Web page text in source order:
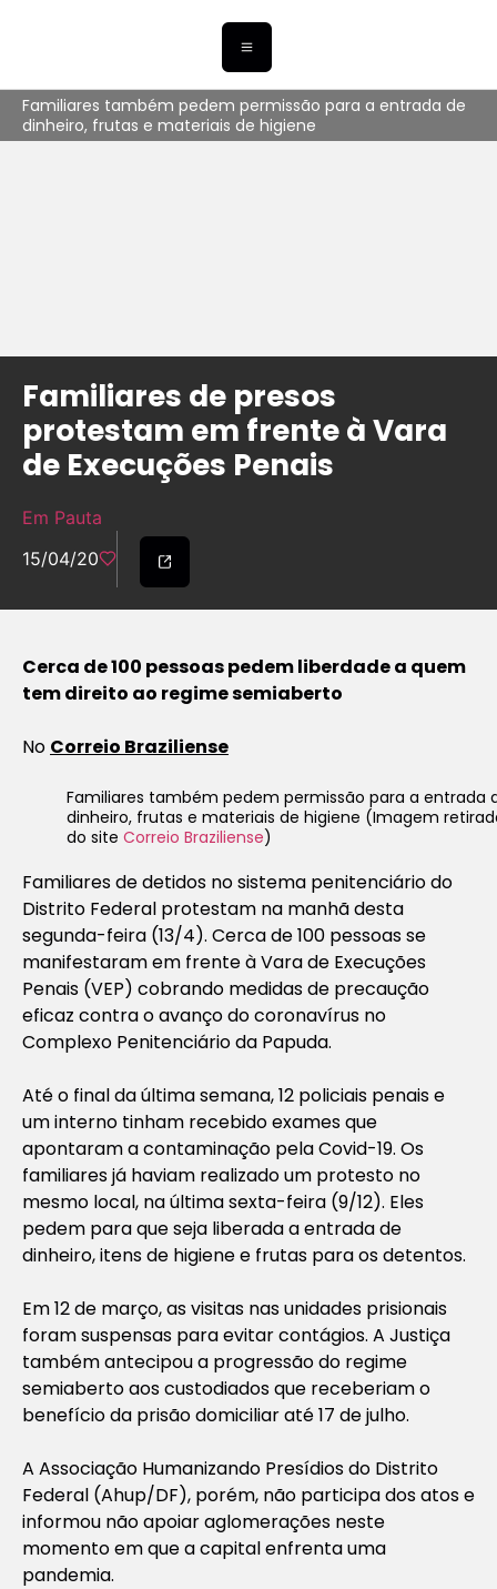
Familiares também pedem permissão para a entrada de
dinheiro, frutas e materiais de higiene
Familiares de presos
protestam em frente à Vara
de Execuções Penais
Em Pauta
15/04/20
Cerca de 100 pessoas pedem liberdade a quem
tem direito ao regime semiaberto
No Correio Braziliense
Familiares também pedem permissão para a entrada
dinheiro, frutas e materiais de higiene (Imagem
do site Correio Braziliense)
Familiares de detidos no sistema penitenciário do
Distrito Federal protestam na manhã desta
segunda-feira (13/4). Cerca de 100 pessoas se
manifestaram em frente à Vara de Execuções
Penais (VEP) cobrando medidas de precaução
eficaz contra o avanço do coronavírus no
Complexo Penitenciário da Papuda.
Até o final da última semana, 12 policiais penais e
um interno tinham recebido exames que
apontaram a contaminação pela Covid-19. Os
familiares já haviam realizado um protesto no
mesmo local, na última sexta-feira (9/12). Eles
pedem para que seja liberada a entrada de
dinheiro, itens de higiene e frutas para os detentos.
Em 12 de março, as visitas nas unidades prisionais
foram suspensas para evitar contágios. A Justiça
também antecipou a progressão do regime
semiaberto aos custodiados que receberiam o
benefício da prisão domiciliar até 17 de julho.
A Associação Humanizando Presídios do Distrito
Federal (Ahup/DF), porém, não participa dos atos e
informou não apoiar aglomerações neste
momento em que a capital enfrenta uma
pandemia.